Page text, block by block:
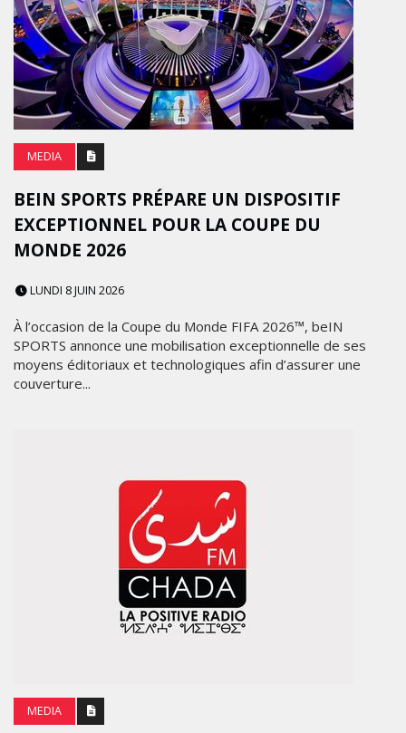
MEDIA
BEIN SPORTS PRÉPARE UN DISPOSITIF
EXCEPTIONNEL POUR LA COUPE DU
MONDE 2026
LUNDI 8 JUIN 2026
À l’occasion de la Coupe du Monde FIFA 2026™, beIN
SPORTS annonce une mobilisation exceptionnelle de ses
moyens éditoriaux et technologiques afin d’assurer une
couverture...
MEDIA